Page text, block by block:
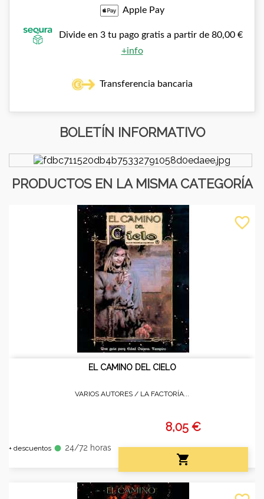
Apple Pay
Divide en 3 tu pago gratis a partir de 80,00 €
+info
Transferencia bancaria
BOLETÍN INFORMATIVO
PRODUCTOS EN LA MISMA CATEGORÍA
EL CAMINO DEL CIELO
VARIOS AUTORES / LA FACTORÍA...
+ descuentos fiber_manual_record 24/72 horas
8,05 €

favorite_border